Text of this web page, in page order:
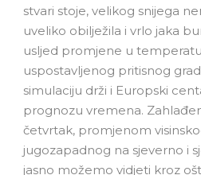
stvari stoje, velikog snijega
uveliko obilježila i vrlo jaka
usljed promjene u
uspostavljenog pritisnog
simulaciju drži i Europski
prognozu vremena.
četvrtak, promjenom
jugozapadnog na sjeverno i
jasno možemo vidjeti kroz